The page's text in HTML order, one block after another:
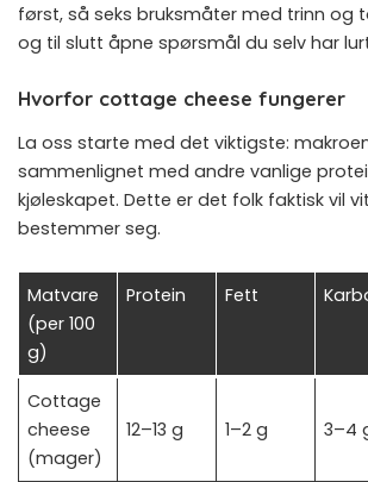
først, så seks bruksmåter med trinn og
og til slutt åpne spørsmål du selv har
Hvorfor cottage cheese fungerer
La oss starte med det viktigste:
sammenlignet med andre vanlige
kjøleskapet. Dette er det folk faktisk vil
bestemmer seg.
Matvare
(per 100
g)
Protein Fett
Cottage
cheese
(mager)
12–13 g 1–2 g 3–4